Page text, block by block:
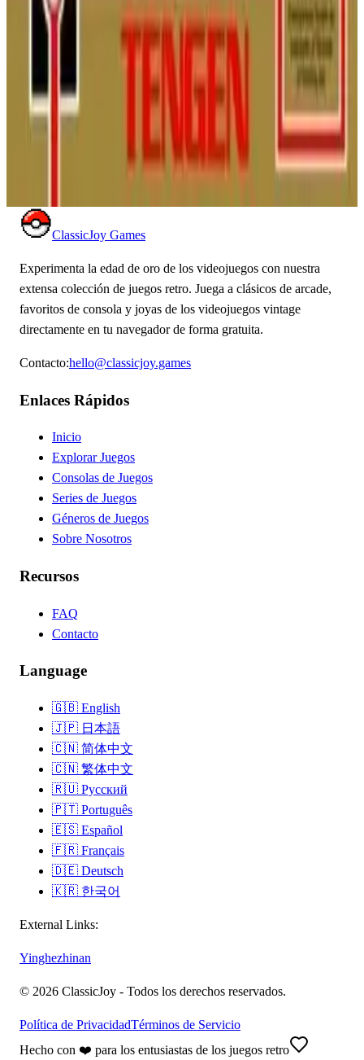
SYSTEM
ACCIÓN 1991 BATTLETOADS
Pac-Mania (NES)
¡Pac-Man regresa en una nueva dimensión en la NES! Salta
sobre fantasmas en laberintos isométricos pseudo-3D en esta
desafiante versión no licenciada del popular éxito arcade.
NINTENDO ENTERTAINMENT
ClassicJoy Games
Experimenta la edad de oro de los videojuegos con nuestra
extensa colección de juegos retro. Juega a clásicos de arcade,
favoritos de consola y joyas de los videojuegos vintage
directamente en tu navegador de forma gratuita.
Contacto:hello@classicjoy.games
Enlaces Rápidos
Inicio
Explorar Juegos
Consolas de Juegos
Series de Juegos
Géneros de Juegos
Sobre Nosotros
Recursos
FAQ
Contacto
Language
🇬🇧 English
🇯🇵 日本語
🇨🇳 简体中文
🇨🇳 繁体中文
🇷🇺 Русский
🇵🇹 Português
🇪🇸 Español
🇫🇷 Français
🇩🇪 Deutsch
🇰🇷 한국어
External Links:
Yinghezhinan
© 2026 ClassicJoy - Todos los derechos reservados.
Política de PrivacidadTérminos de Servicio
Hecho con ❤️ para los entusiastas de los juegos retro